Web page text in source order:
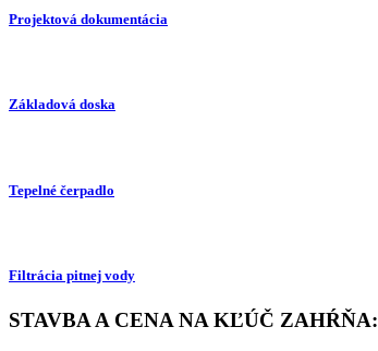
Projektová dokumentácia
Základová doska
Tepelné čerpadlo
Filtrácia pitnej vody
STAVBA A CENA NA KĽÚČ ZAHŔŇA: